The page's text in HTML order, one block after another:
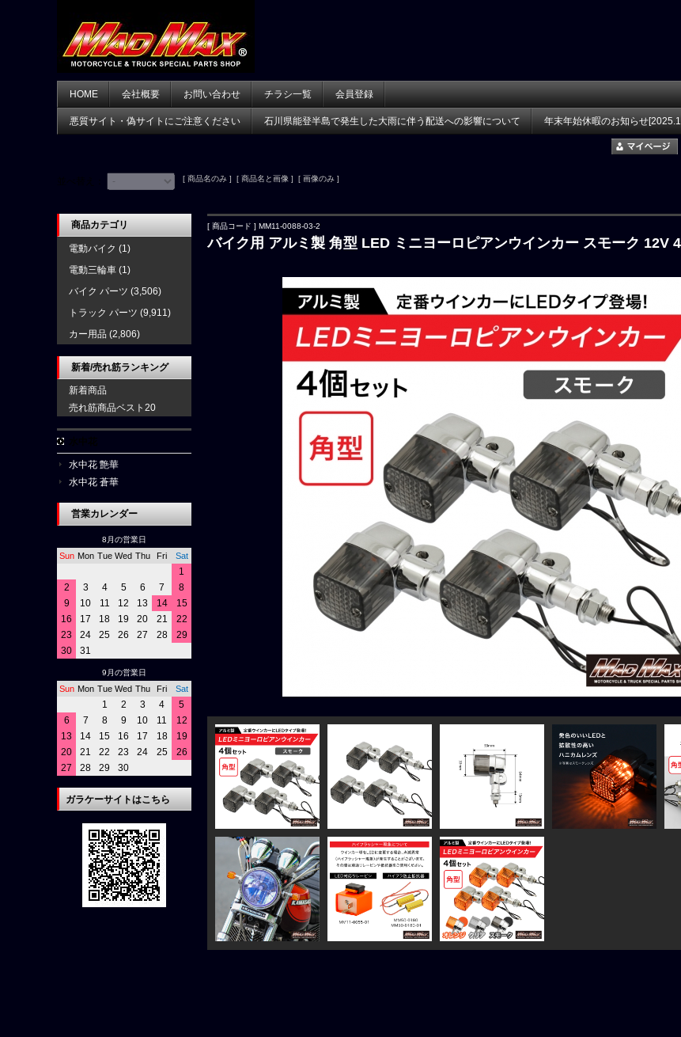
HOME 会社概要 お問い合わせ チラシ一覧 会員登録
悪質サイト・偽サイトにご注意ください 石川県能登半島で発生した大雨に伴う配送への影響について 年末年始休暇のお知らせ
[ 商品名のみ ] [ 商品名と画像 ] [ 画像のみ ]
[ 商品コード ] MM11-0088-03-2
バイク用 アルミ製 角型 LED ミニヨーロピアンウインカー スモーク 12V
商品カテゴリ
電動バイク (1)
電動三輪車 (1)
バイク パーツ (3,506)
トラック パーツ (9,911)
カー用品 (2,806)
新着/売れ筋ランキング
新着商品
売れ筋商品ベスト20
水中花 艶華
水中花 蒼華
営業カレンダー
8月の営業日
Sun Mon Tue Wed Thu Fri Sat
1
2
3 4 5 6 7
8
9
10 11 12 13 14
15
16
17 18 19 20 21
22
23
24 25 26 27 28
29
30
31
9月の営業日
Sun Mon Tue Wed Thu Fri Sat
1 2 3 4
5
6
7 8 9 10 11
12
13
14 15 16 17 18
19
20
21 22 23 24 25
26
27
28 29 30
ガラケーサイトはこちら